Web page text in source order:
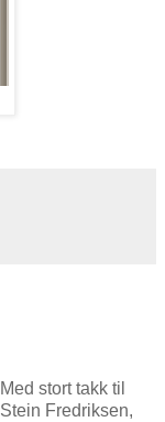
Med stort takk til
Stein Fredriksen,